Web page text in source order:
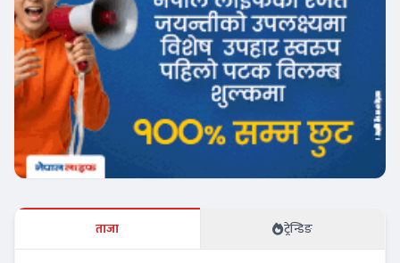
ताजा ट्रेन्डिङ